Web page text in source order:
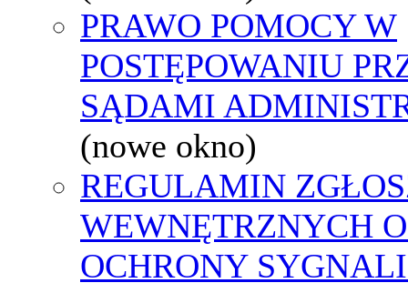
PRAWO POMOCY W
POSTĘPOWANIU
SĄDAMI
(nowe okno)
REGULAMIN
WEWNĘTRZNYCH
OCHRONY